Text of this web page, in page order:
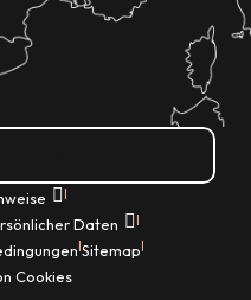
|
Daten |
|Sitemap|
Cookies